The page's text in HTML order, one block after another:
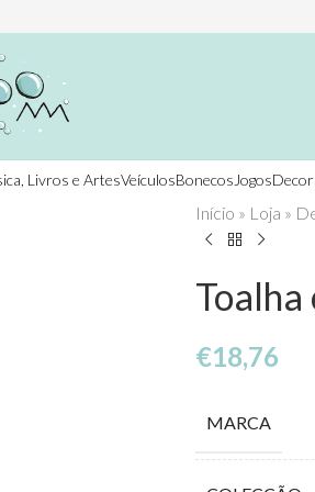
Livros e ArtesVeículosBonecos Jogos
Início » Loja »
Toalha
€18,76
MARCA